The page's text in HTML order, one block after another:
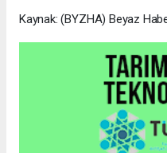
Kaynak: (BYZHA) Beyaz